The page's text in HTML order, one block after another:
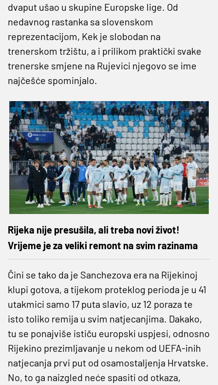
dvaput ušao u skupine Europske lige. Od
nedavnog rastanka sa slovenskom
reprezentacijom, Kek je slobodan na
trenerskom tržištu, a i prilikom praktički svake
trenerske smjene na Rujevici njegovo se ime
najčešće spominjalo.
Rijeka nije presušila, ali treba novi život!
Vrijeme je za veliki remont na svim razinama
Čini se tako da je Sanchezova era na Rijekinoj
klupi gotova, a tijekom proteklog perioda je u 41
utakmici samo 17 puta slavio, uz 12 poraza te
isto toliko remija u svim natjecanjima. Dakako,
tu se ponajviše ističu europski uspjesi, odnosno
Rijekino prezimljavanje u nekom od UEFA-inih
natjecanja prvi put od osamostaljenja Hrvatske.
No, to ga naizgled neće spasiti od otkaza,